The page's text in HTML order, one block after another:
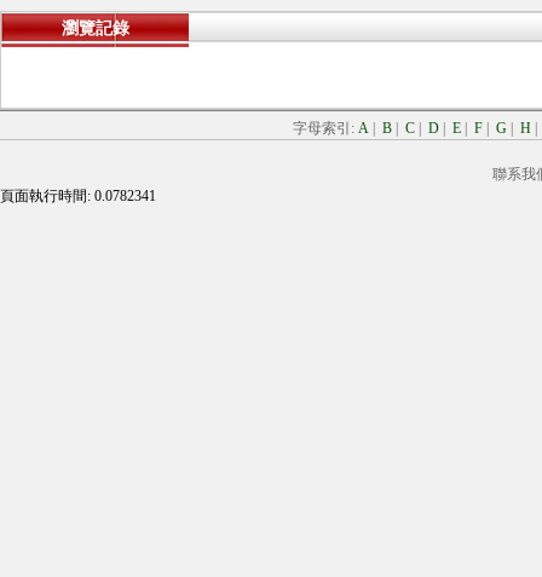
瀏覽記錄
字母索引: A B C D E F G H
聯系我
頁面執行時間: 0.0782341